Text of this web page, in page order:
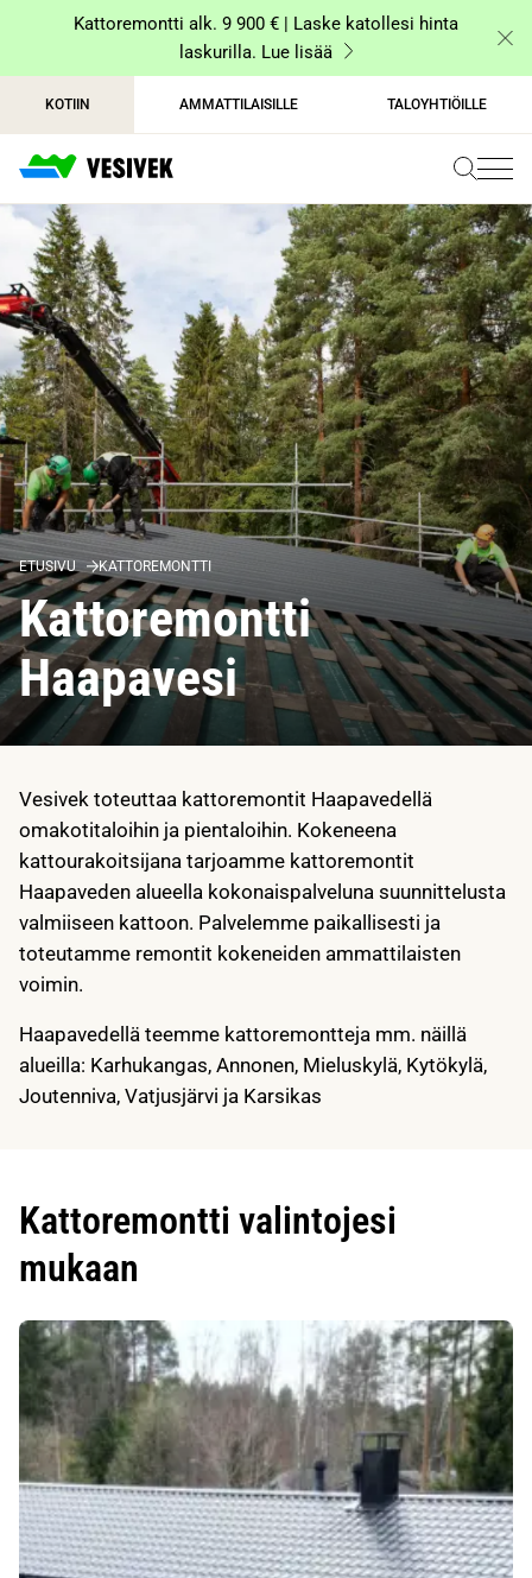
sisältöönKattoremontti alk. 9 900 € | Laske katollesi hinta
laskurilla. Lue lisää
KOTIIN AMMATTILAISILLE TALOYHTIÖILLE
ETUSIVU KATTOREMONTTI
Kattoremontti
Haapavesi
Vesivek toteuttaa kattoremontit Haapavedellä
omakotitaloihin ja pientaloihin. Kokeneena
kattourakoitsijana tarjoamme kattoremontit
Haapaveden alueella kokonaispalveluna suunnittelusta
valmiiseen kattoon. Palvelemme paikallisesti ja
toteutamme remontit kokeneiden ammattilaisten
voimin.
Haapavedellä teemme kattoremontteja mm. näillä
alueilla: Karhukangas, Annonen, Mieluskylä, Kytökylä,
Joutenniva, Vatjusjärvi ja Karsikas
Kattoremontti valintojesi
mukaan